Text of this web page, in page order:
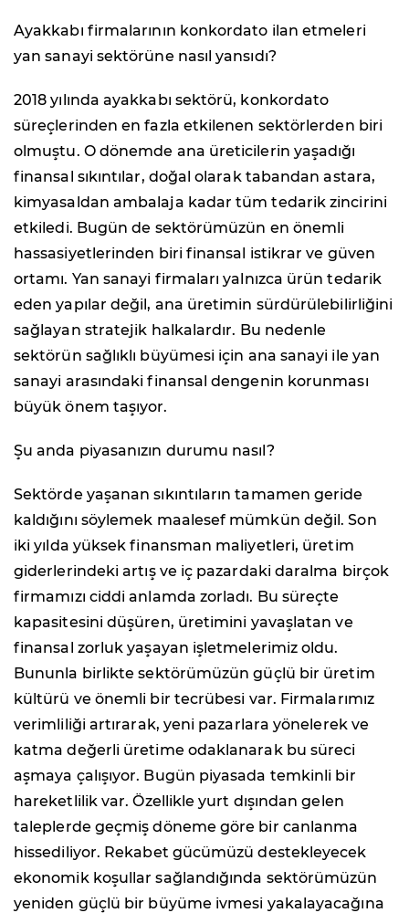
Ayakkabı firmalarının konkordato ilan etmeleri
yan sanayi sektörüne nasıl yansıdı?
2018 yılında ayakkabı sektörü, konkordato
süreçlerinden en fazla etkilenen sektörlerden biri
olmuştu. O dönemde ana üreticilerin yaşadığı
finansal sıkıntılar, doğal olarak tabandan astara,
kimyasaldan ambalaja kadar tüm tedarik zincirini
etkiledi. Bugün de sektörümüzün en önemli
hassasiyetlerinden biri finansal istikrar ve güven
ortamı. Yan sanayi firmaları yalnızca ürün tedarik
eden yapılar değil, ana üretimin sürdürülebilirliğini
sağlayan stratejik halkalardır. Bu nedenle
sektörün sağlıklı büyümesi için ana sanayi ile yan
sanayi arasındaki finansal dengenin korunması
büyük önem taşıyor.
Şu anda piyasanızın durumu nasıl?
Sektörde yaşanan sıkıntıların tamamen geride
kaldığını söylemek maalesef mümkün değil. Son
iki yılda yüksek finansman maliyetleri, üretim
giderlerindeki artış ve iç pazardaki daralma birçok
firmamızı ciddi anlamda zorladı. Bu süreçte
kapasitesini düşüren, üretimini yavaşlatan ve
finansal zorluk yaşayan işletmelerimiz oldu.
Bununla birlikte sektörümüzün güçlü bir üretim
kültürü ve önemli bir tecrübesi var. Firmalarımız
verimliliği artırarak, yeni pazarlara yönelerek ve
katma değerli üretime odaklanarak bu süreci
aşmaya çalışıyor. Bugün piyasada temkinli bir
hareketlilik var. Özellikle yurt dışından gelen
taleplerde geçmiş döneme göre bir canlanma
hissediliyor. Rekabet gücümüzü destekleyecek
ekonomik koşullar sağlandığında sektörümüzün
yeniden güçlü bir büyüme ivmesi yakalayacağına